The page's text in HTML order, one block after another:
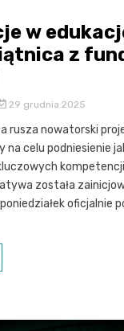
w
z
29 grudnia 2025
rusza nowatorski
na celu podniesienie
została
oficjalnie